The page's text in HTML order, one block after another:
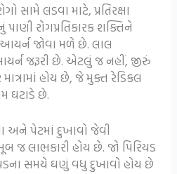
સામે લડવા માટે, પ્રતિરક્ષા
રોગપ્રતિકારક શક્તિને
આયર્ન જોવા મળે છે. લાલ
જરૂરી છે. એટલું જ નહીં, જીરું
હોય છે, જે મુક્ત રેડિકલ
ઘટાડે છે.
અને પેટમાં દુખાવો જેવી
જ લાભકારી હોય છે. જો પિરિયડ
સમયે ઘણું વધુ દુખાવો હોય છે